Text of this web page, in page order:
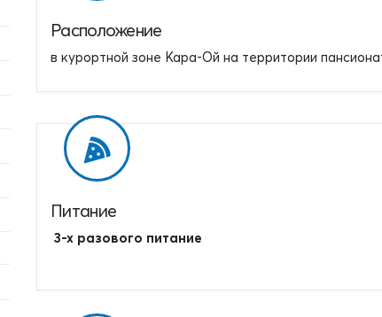
Расположение
в курортной зоне Кара-Ой на территории
Питание
3-х разового питание